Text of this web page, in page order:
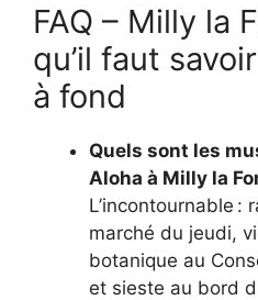
FAQ – Milly la
qu’il faut
à fond
Quels sont les
Aloha à Milly la
L’incontournable :
marché du jeudi,
botanique au
et sieste au bord